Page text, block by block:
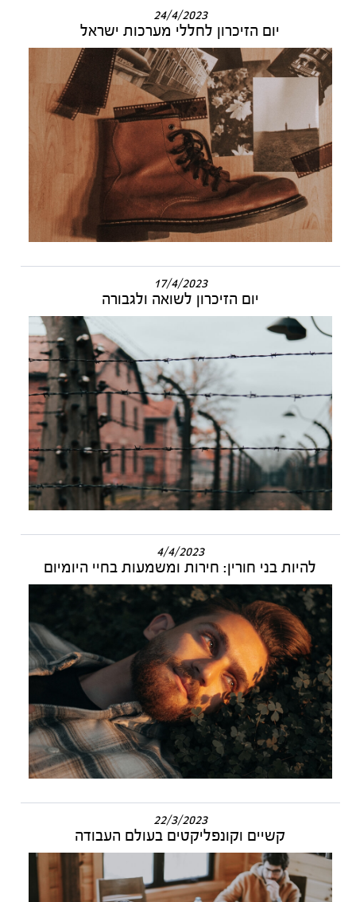
24/4/2023
יום הזיכרון לחללי מערכות ישראל
17/4/2023
יום הזיכרון לשואה ולגבורה
4/4/2023
להיות בני חורין: חירות ומשמעות בחיי היומיום
22/3/2023
קשיים וקונפליקטים בעולם העבודה